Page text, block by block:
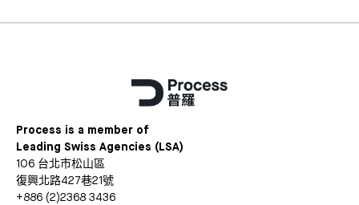
Process is a member of
Leading Swiss Agencies (LSA)
106 台北市松山區
復興北路427巷21號
+886 (2)2368 3436